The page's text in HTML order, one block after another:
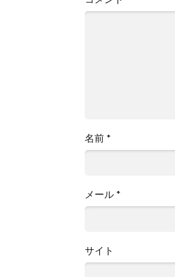
名前 *
メール *
サイト